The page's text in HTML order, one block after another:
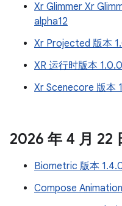
Xr Glimmer Xr
alpha12
Xr Projected 版本
XR 运行时版本
Xr Scenecore 版本
2026 年 4 月 22
Biometric 版本
Compose